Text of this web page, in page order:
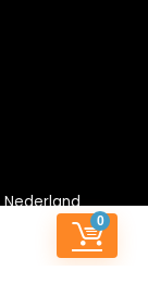
0
Nederland